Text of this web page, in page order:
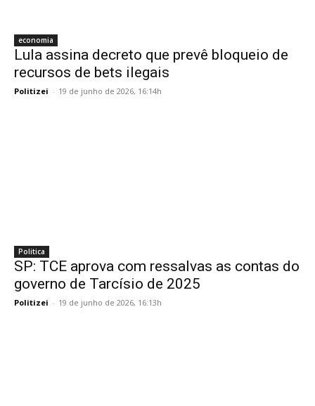
economia
Lula assina decreto que prevê bloqueio de
recursos de bets ilegais
Politizei - 19 de junho de 2026, 16:14h
Politica
SP: TCE aprova com ressalvas as contas do
governo de Tarcísio de 2025
Politizei - 19 de junho de 2026, 16:13h